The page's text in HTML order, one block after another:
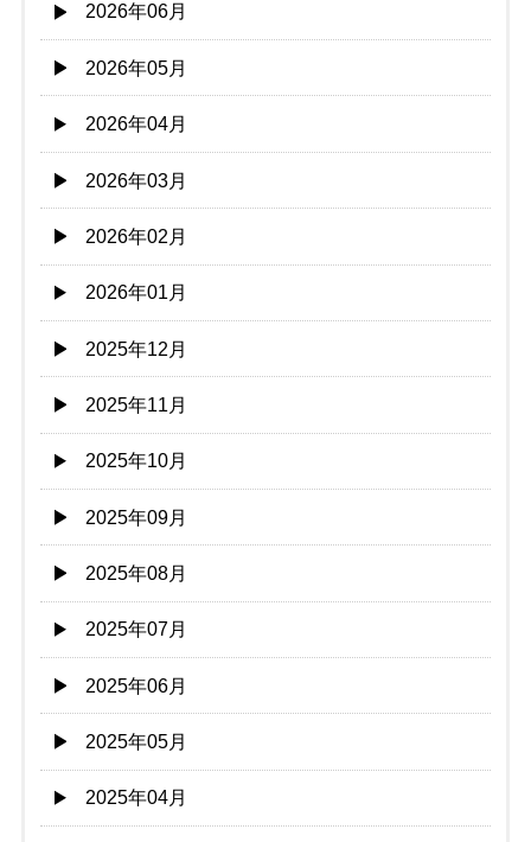
2026年06月
2026年05月
2026年04月
2026年03月
2026年02月
2026年01月
2025年12月
2025年11月
2025年10月
2025年09月
2025年08月
2025年07月
2025年06月
2025年05月
2025年04月